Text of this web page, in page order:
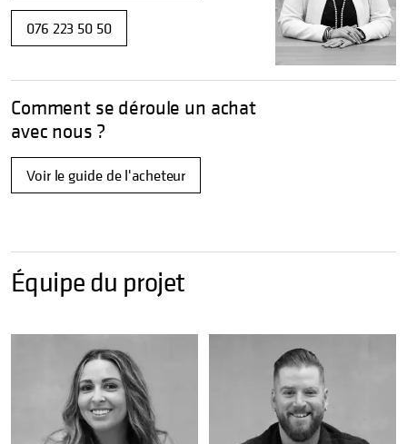
076 223 50 50
Comment se déroule un achat
avec nous ?
Voir le guide de l'acheteur
Équipe du projet